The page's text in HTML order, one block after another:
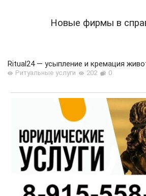
Новые фирмы в
Ritual24 — усыпление и кремация
Ритуальные услуги 202 0